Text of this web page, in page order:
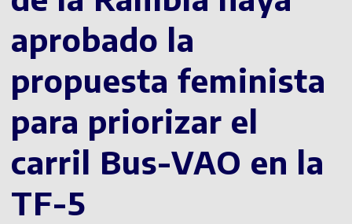
aprobado la
propuesta feminista
para priorizar el
carril Bus-VAO en la
TF-5